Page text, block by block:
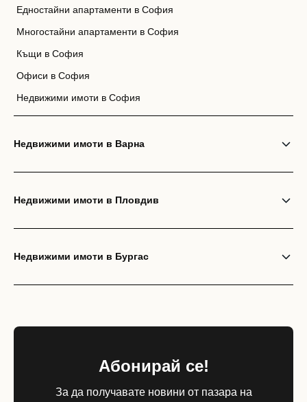
Едностайни апартаменти в София
Многостайни апартаменти в София
Къщи в София
Офиси в София
Недвижими имоти в София
Недвижими имоти в Варна
Недвижими имоти в Пловдив
Недвижими имоти в Бургас
Абонирай се!
За да получавате новини от пазара на